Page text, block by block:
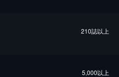
210誌以上
5,000以上